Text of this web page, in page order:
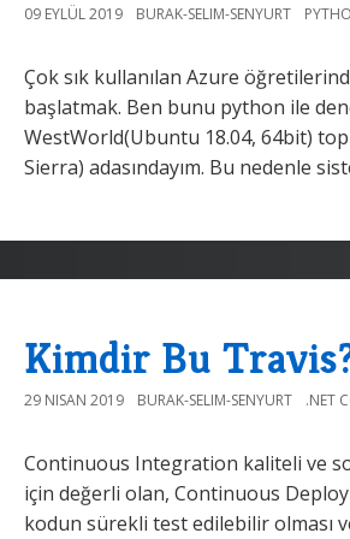
09 EYLÜL 2019 BURAK-SELIM-SENYURT
Çok sık kullanılan Azure
başlatmak. Ben bunu python ile
WestWorld(Ubuntu 18.04, 64bit)
Sierra) adasındayım. Bu nedenle
Kimdir Bu
29 NISAN 2019 BURAK-SELIM-SENYURT .NET
Continuous Integration kaliteli ve
için değerli olan, Continuous
kodun sürekli test edilebilir olması